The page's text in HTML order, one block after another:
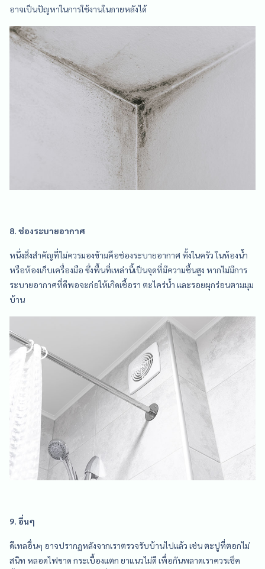
อาจเป็นปัญหาในการใช้งานในภายหลังได้
8. ช่องระบายอากาศ
หนึ่งสิ่งสำคัญที่ไม่ควรมองข้ามคือช่องระบายอากาศ ทั้งในครัว ในห้องน้ำ
หรือห้องเก็บเครื่องมือ ซึ่งพื้นที่เหล่านี้เป็นจุดที่มีความชื้นสูง หากไม่มีการ
ระบายอากาศที่ดีพอจะก่อให้เกิดเชื้อรา ตะไคร่น้ำ และรอยผุกร่อนตามมุม
บ้าน
9. อื่นๆ
ดีเทลอื่นๆ อาจปรากฏหลังจากเราตรวจรับบ้านไปแล้ว เช่น ตะปูที่ตอกไม่
สนิท หลอดไฟขาด กระเบื้องแตก ยาแนวไม่ดี เพื่อกันพลาดเราควรเช็ค